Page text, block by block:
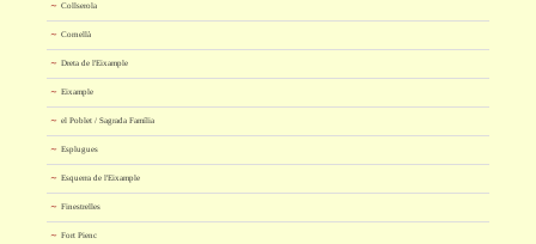
Collserola
Cornellà
Dreta de l'Eixample
Eixample
el Poblet / Sagrada Família
Esplugues
Esquerra de l'Eixample
Finestrelles
Fort Pienc